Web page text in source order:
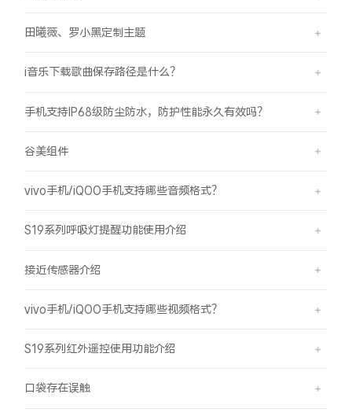
田曦薇、罗小黑定制主题
i音乐下载歌曲保存路径是什么？
手机支持IP68级防尘防水，防护性能永久有效吗？
谷美组件
vivo手机/iQOO手机支持哪些音频格式？
S19系列呼吸灯提醒功能使用介绍
接近传感器介绍
vivo手机/iQOO手机支持哪些视频格式？
S19系列红外遥控使用功能介绍
口袋存在误触